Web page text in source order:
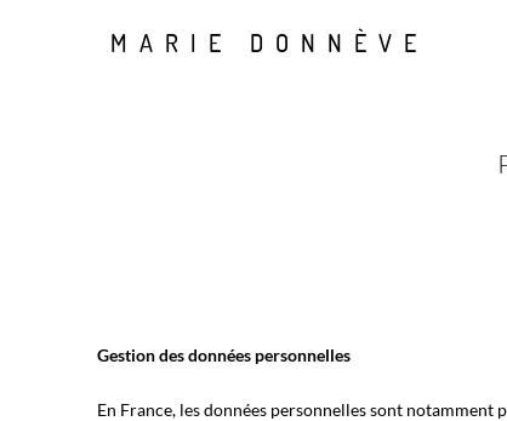
MARIE DONNÈVE
Gestion des données personnelles
En France, les données personnelles sont